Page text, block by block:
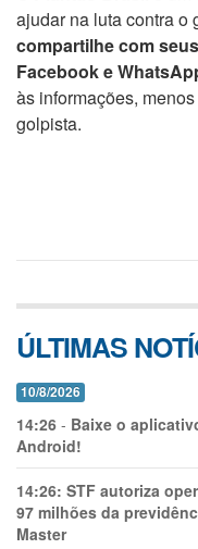
ajudar na luta contra o
compartilhe com
Facebook e
às informações,
golpista.
ÚLTIMAS
10/8/2026
14:26 - Baixe o
Android!
14:26: STF autoriza
97 milhões da
Master